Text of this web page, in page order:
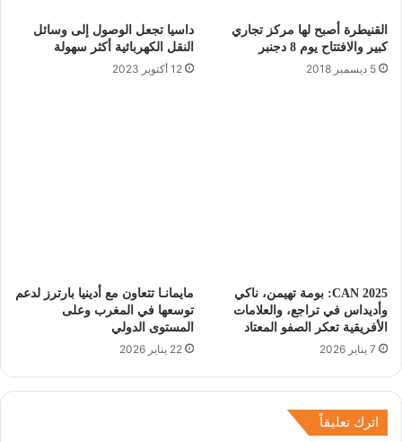
القنيطرة أصبح لها مركز تجاري
كبير والافتتاح يوم 8 دجنبر
5 ديسمبر 2018
داسيا تجعل الوصول إلى وسائل
النقل الكهربائية أكثر سهولة
12 أكتوبر 2023
CAN 2025: بومة تهيمن، ناكي
وأديداس في تراجع، والعلامات
الأفريقية تعكر الصفو المعتاد
7 يناير 2026
مايمانـا تتعاون مع أدينيا بارترز لدعم
توسعها في المغرب وعلى
المستوى الدولي
22 يناير 2026
اترك تعليقاً